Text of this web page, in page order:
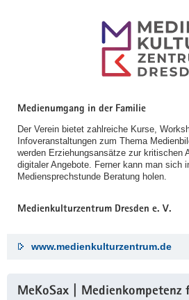
Medienumgang in der Familie
Der Verein bietet zahlreiche Kurse,
Infoveranstaltungen zum Thema
werden Erziehungsansätze zur kritischen
digitaler Angebote. Ferner kann man sich
Mediensprechstunde Beratung holen.
Medienkulturzentrum Dresden e. V.
www.medienkulturzentrum.de
MeKoSax | Medienkompetenz